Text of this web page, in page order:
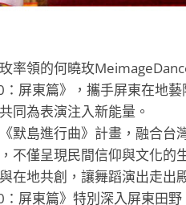
領的何曉玫
屏東篇》，攜手屏東在地
同為表演注入新能量。
島進行曲》計畫，融合台
不僅呈現民間信仰與文化
在地共創，讓舞蹈演出走出
東篇》特別深入屏東田野